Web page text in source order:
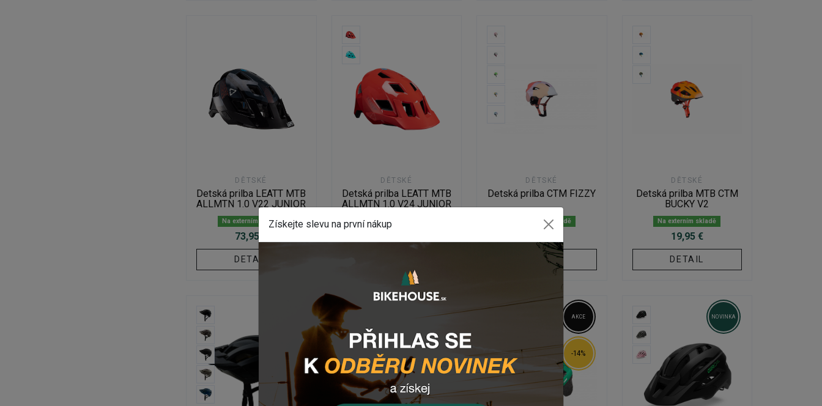
DĚTSKÉ
Detská prilba LEATT MTB
ALLMTN 1.0 V22 JUNIOR
Na externím skladě
73,95 €
DETAIL
DĚTSKÉ
Detská prilba LEATT MTB
ALLMTN 1.0 V24 JUNIOR
Na externím skladě
DĚTSKÉ
Detská prilba CTM FIZZY
Na externím skladě
DETAIL
DĚTSKÉ
Detská prilba MTB CTM
BUCKY V2
Na externím skladě
19,95 €
DETAIL
AKCE AKCE
-14%
NOVINKA
Získejte slevu na první nákup